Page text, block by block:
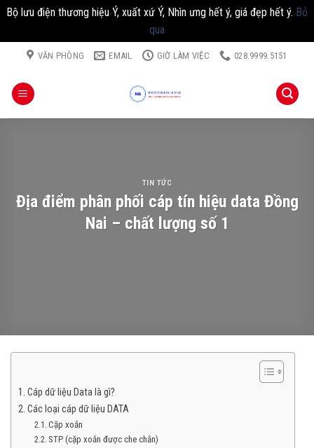
Bộ lưu điện thương hiệu Ý, xuất xứ Ý, Nhìn ưng hết ý, giá đẹp hết ý. Bỏ
qua
Chuyển
dung
VĂN PHÒNG EMAIL GIỜ LÀM VIỆC 028.9999.5151
TIN TỨC
Địa điểm phân phối cáp tín hiệu data Đồng
Nai – chất lượng số 1
Cáp dữ liệu Data là gì?
Các loại cáp dữ liệu DATA
Cặp xoắn
STP (cặp xoắn được che chắn)